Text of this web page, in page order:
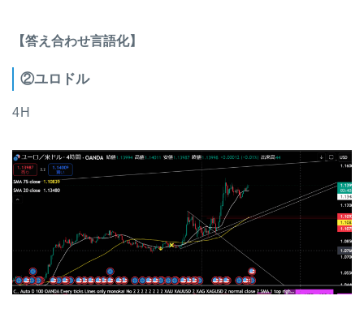
【答え合わせ言語化】
②ユロドル
4H